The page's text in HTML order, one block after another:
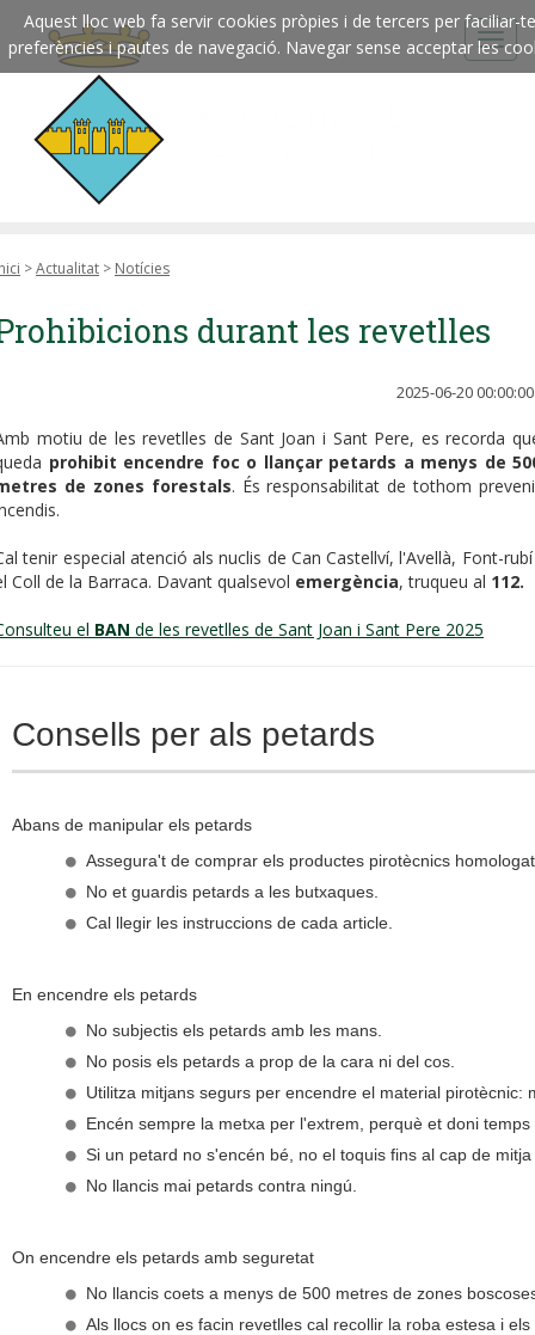
Aquest lloc web fa servir cookies pròpies i de tercers per
preferències i pautes de navegació. Navegar sense acceptar les
>Actualitat > Notícies
durant les revetlles
2025-06-20 00:00:00
motiu de les revetlles de Sant Joan i Sant Pere, es recorda
prohibit encendre foc o llançar petards a menys de
de zones forestals. És responsabilitat de tothom
tenir especial atenció als nuclis de Can Castellví, l'Avellà, Font-
Coll de la Barraca. Davant qualsevol emergència, truqueu al 112.
el BAN de les revetlles de Sant Joan i Sant Pere 2025
Consells per als petards
Abans de manipular els petards
Assegura't de comprar els productes pirotècnics
No et guardis petards a les butxaques.
Cal llegir les instruccions de cada article.
En encendre els petards
No subjectis els petards amb les mans.
No posis els petards a prop de la cara ni del cos.
Utilitza mitjans segurs per encendre el material pirotècnic:
Encén sempre la metxa per l'extrem, perquè et doni
Si un petard no s'encén bé, no el toquis fins al cap de
No llancis mai petards contra ningú.
On encendre els petards amb seguretat
No llancis coets a menys de 500 metres de zones
Als llocs on es facin revetlles cal recollir la roba estesa i